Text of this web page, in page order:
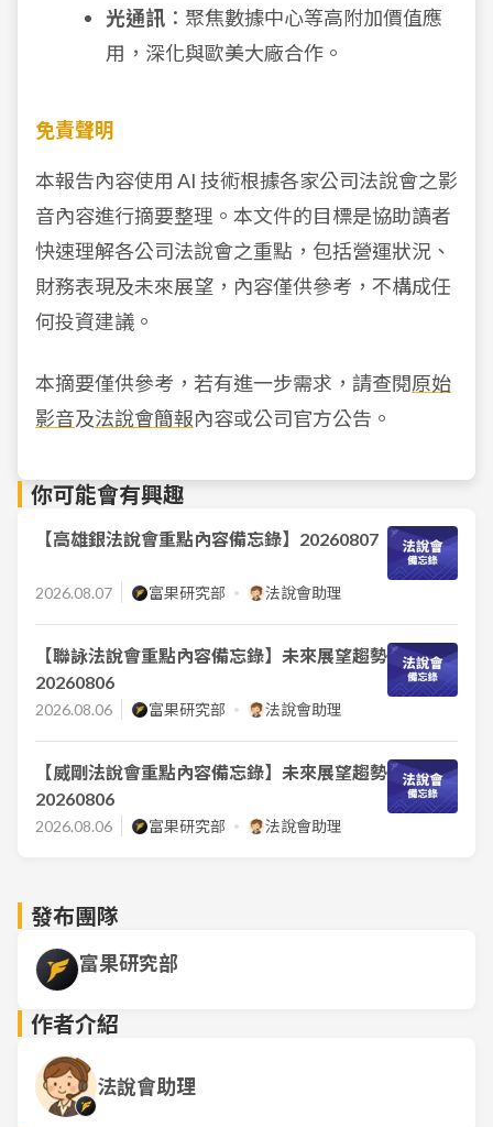
光通訊 ：聚焦數據中心等高附加價值應
用，深化與歐美大廠合作。
免責聲明
本報告內容使用 AI 技術根據各家公司法說會之影
音內容進行摘要整理。本文件的目標是協助讀者
快速理解各公司法說會之重點，包括營運狀況、
財務表現及未來展望，內容僅供參考，不構成任
何投資建議。
本摘要僅供參考，若有進一步需求，請查閱原始
影音及法說會簡報內容或公司官方公告。
你可能會有興趣
【高雄銀法說會重點內容備忘錄】20260807
2026.08.07 富果研究部 法說會助理
【聯詠法說會重點內容備忘錄】未來展望趨勢
20260806
2026.08.06 富果研究部 法說會助理
【威剛法說會重點內容備忘錄】未來展望趨勢
20260806
2026.08.06 富果研究部 法說會助理
發布團隊
富果研究部
作者介紹
法說會助理